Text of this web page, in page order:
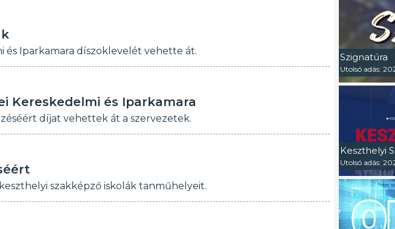
és Iparkamara díszoklevelét vehette át.
Kereskedelmi és Iparkamara
díjat vehettek át a szervezetek.
szakképző iskolák tanműhelyeit.
Szignatúra
Utolsó adás:
Keszthelyi
Utolsó adás: